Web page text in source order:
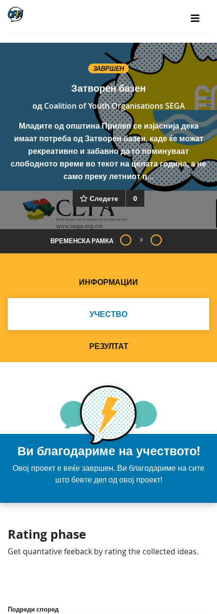
ЗАВРШЕН
Затворен базен
од Coalition of Youth Organisations SEGA
Младите од општина Прилеп се изјаснија дека
имаат потреба од Затворен базен, каде ќе можат
рекреативно и забавно да го поминуваат
слободното време во текот на целата година, а не
само преку летниот п…
Следете 0
ВРЕМЕНСКА РАМКА
ИНФОРМАЦИИ
УЧЕСТВО
РЕЗУЛТАТ
Ви благодариме на учеството!
Овој проект е веќе завршен. Ви благодариме на сите
што бевте дел од овој проект!
Rating phase
Get quantative feeback by rating the collected ideas.
Подреди според